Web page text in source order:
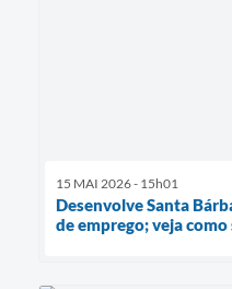
15 MAI 2026 - 15h01
Desenvolve Santa
de emprego; veja como